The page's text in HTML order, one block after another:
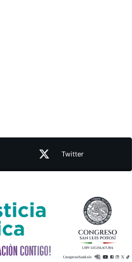
Twitter
tras renunciar al PRI
Arreola pide a morenistas no
al Cuello:El Huasteco